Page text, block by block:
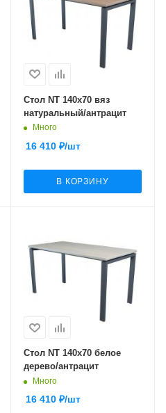
Стол NT 140x70 вяз
натуральный/антрацит
Много
16 410₽/шт
В КОРЗИНУ
Стол NT 140x70 белое
дерево/антрацит
Много
16 410₽/шт